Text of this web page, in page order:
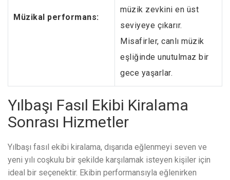
Müzikal performans:
müzik zevkini en üst
seviyeye çıkarır.
Misafirler, canlı müzik
eşliğinde unutulmaz bir
gece yaşarlar.
Yılbaşı Fasıl Ekibi Kiralama
Sonrası Hizmetler
Yılbaşı fasıl ekibi kiralama, dışarıda eğlenmeyi seven ve
yeni yılı coşkulu bir şekilde karşılamak isteyen kişiler için
ideal bir seçenektir. Ekibin performansıyla eğlenirken